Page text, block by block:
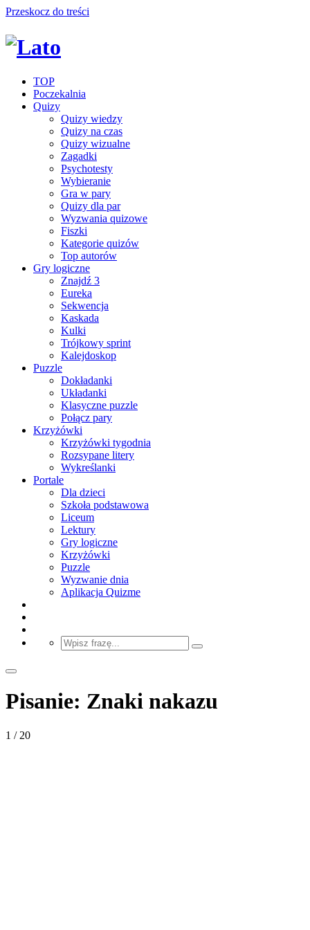
Przeskocz do treści
TOP
Poczekalnia
Quizy
Quizy wiedzy
Quizy na czas
Quizy wizualne
Zagadki
Psychotesty
Wybieranie
Gra w pary
Quizy dla par
Wyzwania quizowe
Fiszki
Kategorie quizów
Top autorów
Gry logiczne
Znajdź 3
Eureka
Sekwencja
Kaskada
Kulki
Trójkowy sprint
Kalejdoskop
Puzzle
Dokładanki
Układanki
Klasyczne puzzle
Połącz pary
Krzyżówki
Krzyżówki tygodnia
Rozsypane litery
Wykreślanki
Portale
Dla dzieci
Szkoła podstawowa
Liceum
Lektury
Gry logiczne
Krzyżówki
Puzzle
Wyzwanie dnia
Aplikacja Quizme
Pisanie: Znaki nakazu
1 / 20